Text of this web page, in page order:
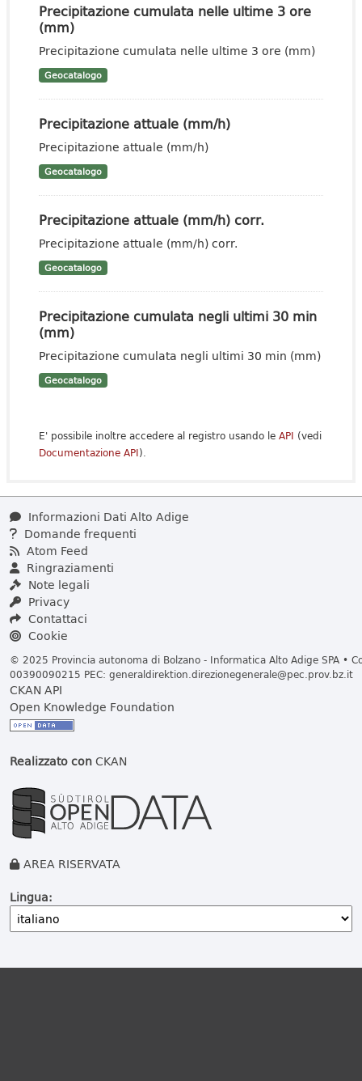
Precipitazione cumulata nelle ultime 3 ore
(mm)
Precipitazione cumulata nelle ultime 3 ore (mm)
Geocatalogo
Precipitazione attuale (mm/h)
Precipitazione attuale (mm/h)
Geocatalogo
Precipitazione attuale (mm/h) corr.
Precipitazione attuale (mm/h) corr.
Geocatalogo
Precipitazione cumulata negli ultimi 30 min
(mm)
Precipitazione cumulata negli ultimi 30 min (mm)
Geocatalogo
E' possibile inoltre accedere al registro usando le API (vedi
Documentazione API).
Informazioni Dati Alto Adige
Domande frequenti
Atom Feed
Ringraziamenti
Note legali
Privacy
Contattaci
Cookie
© 2025 Provincia autonoma di Bolzano - Informatica Alto Adige SPA •
00390090215 PEC: generaldirektion.direzionegenerale@pec.prov.bz.it
CKAN API
Open Knowledge Foundation
Realizzato conCKAN
AREA RISERVATA
Lingua